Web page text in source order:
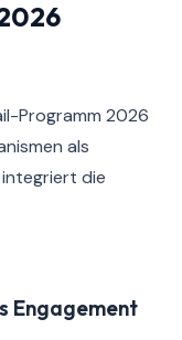
Programm 2026
als
integriert die
Engagement